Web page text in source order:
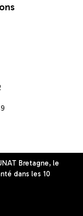
Bretagne, le
dans les 10